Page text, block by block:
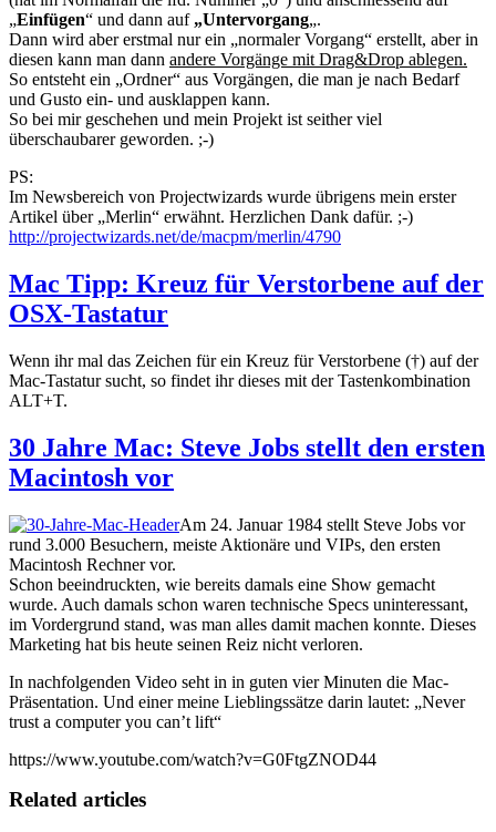
„Einfügen“ und dann auf „Untervorgang„.
Dann wird aber erstmal nur ein „normaler Vorgang“ erstellt, aber in
diesen kann man dann andere Vorgänge mit Drag&Drop ablegen.
So entsteht ein „Ordner“ aus Vorgängen, die man je nach Bedarf
und Gusto ein- und ausklappen kann.
So bei mir geschehen und mein Projekt ist seither viel
überschaubarer geworden. ;-)
PS:
Im Newsbereich von Projectwizards wurde übrigens mein erster
Artikel über „Merlin“ erwähnt. Herzlichen Dank dafür. ;-)
http://projectwizards.net/de/macpm/merlin/4790
Mac Tipp: Kreuz für Verstorbene auf der
OSX-Tastatur
Wenn ihr mal das Zeichen für ein Kreuz für Verstorbene (†) auf der
Mac-Tastatur sucht, so findet ihr dieses mit der Tastenkombination
ALT+T.
30 Jahre Mac: Steve Jobs stellt den ersten
Macintosh vor
Am 24. Januar 1984 stellt Steve Jobs vor
rund 3.000 Besuchern, meiste Aktionäre und VIPs, den ersten
Macintosh Rechner vor.
Schon beeindruckten, wie bereits damals eine Show gemacht
wurde. Auch damals schon waren technische Specs uninteressant,
im Vordergrund stand, was man alles damit machen konnte. Dieses
Marketing hat bis heute seinen Reiz nicht verloren.
In nachfolgenden Video seht in in guten vier Minuten die Mac-
Präsentation. Und einer meine Lieblingssätze darin lautet: „Never
trust a computer you can’t lift“
https://www.youtube.com/watch?v=G0FtgZNOD44
Related articles